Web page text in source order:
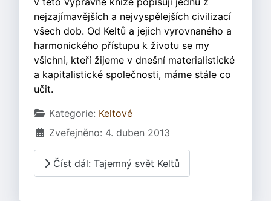
nejzajímavějších a nejvyspělejších civilizací
všech dob. Od Keltů a jejich vyrovnaného a
harmonického přístupu k životu se my
všichni, kteří žijeme v dnešní materialistické
a kapitalistické společnosti, máme stále co
učit.
Základní údaje
Kategorie: Keltové
Zveřejněno: 4. duben 2013
Číst dál: Tajemný svět Keltů